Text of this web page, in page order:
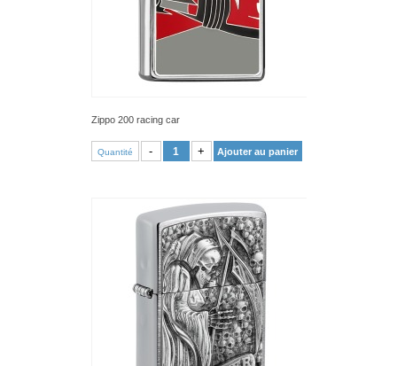
Zippo 200 racing car
Quantité - + Ajouter au panier